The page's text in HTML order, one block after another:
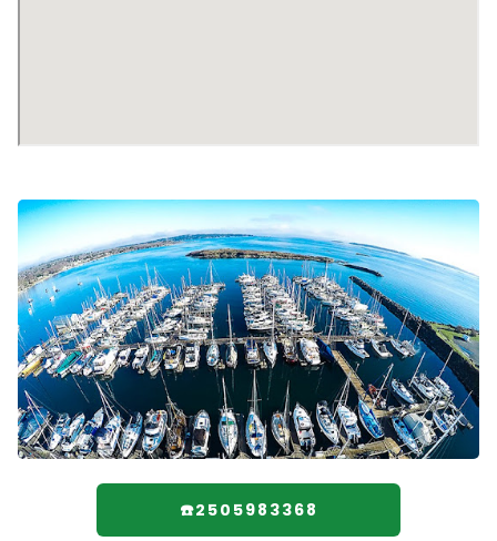
☎️2505983368